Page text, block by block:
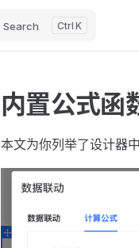
Search K
内置公式函
本文为你列举了设计器